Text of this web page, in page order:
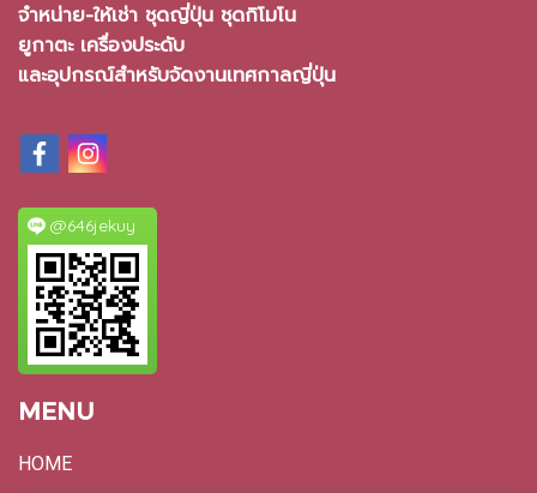
จำหน่าย-ให้เช่า ชุดญี่ปุ่น ชุดกิโมโน
ยูกาตะ เครื่องประดับ
และอุปกรณ์สำหรับจัดงานเทศกาลญี่ปุ่น
@646jekuy
MENU
HOME